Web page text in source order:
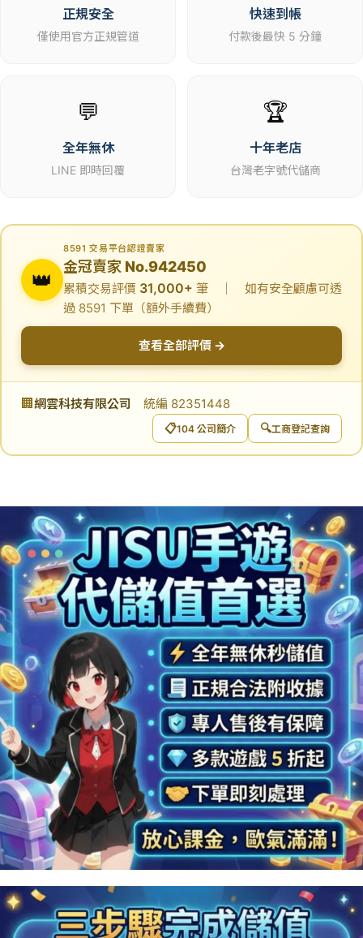
正規安全
僅使用官方正規管道
快速到帳
付款後最快 5 分鐘
💬
全年無休
LINE 即時回覆
🏆
十年老店
台灣老字號代儲商
👑
8591 交易平台認證賣家
金冠賣家 No.942450
累積交易評價 31,000+ 筆 ｜ 如有安全顧慮可透
過 8591 下單（額外手續費）
查看全部評價 →
🏢 網雲科技有限公司 統編 82351448
📋104 公司簡介 🔍工商登記查詢